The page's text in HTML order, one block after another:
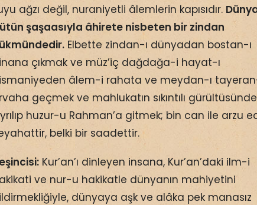
ağzı değil, nuraniyetli âlemlerin kapısıdır.
şaşaasıyla âhirete nisbeten bir zindan
Elbette zindan-ı dünyadan bostan-ı
çıkmak ve müz’iç dağdağa-i hayat-ı
âlem-i rahata ve meydan-ı
geçmek ve mahlukatın sıkıntılı
huzur-u Rahman’a gitmek; bin can ile arzu
belki bir saadettir.
Kur’an’ı dinleyen insana, Kur’an’daki ilm-i
ve nur-u hakikatle dünyanın mahiyetini
dünyaya aşk ve alâka pek manasız